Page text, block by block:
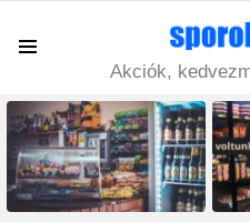
Akciók,
LATEST
STORIES